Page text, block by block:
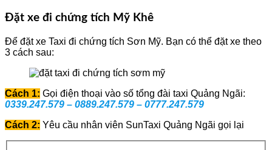
Đặt xe đi chứng tích Mỹ Khê
Để đặt xe Taxi đi chứng tích Sơn Mỹ. Bạn có thể đặt xe theo
3 cách sau:
Cách 1: Gọi điện thoại vào số tổng đài taxi Quảng Ngãi:
0339.247.579 – 0889.247.579 – 0777.247.579
Cách 2: Yêu cầu nhân viên SunTaxi Quảng Ngãi gọi lại